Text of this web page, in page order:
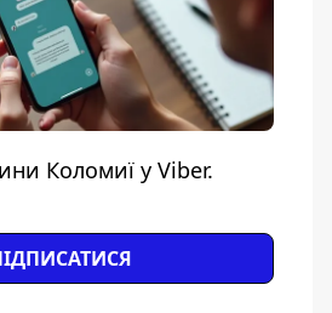
Коломиї у Viber.